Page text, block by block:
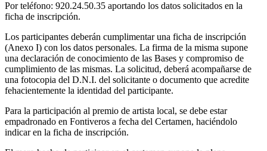
Por teléfono: 920.24.50.35 aportando los datos solicitados en la
ficha de inscripción.
Los participantes deberán cumplimentar una ficha de inscripción
(Anexo I) con los datos personales. La firma de la misma supone
una declaración de conocimiento de las Bases y compromiso de
cumplimiento de las mismas. La solicitud, deberá acompañarse de
una fotocopia del D.N.I. del solicitante o documento que acredite
fehacientemente la identidad del participante.
Para la participación al premio de artista local, se debe estar
empadronado en Fontiveros a fecha del Certamen, haciéndolo
indicar en la ficha de inscripción.